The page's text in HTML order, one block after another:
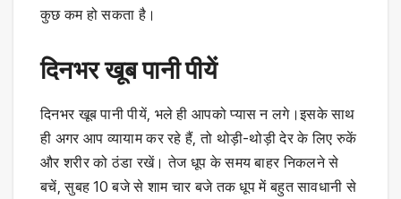
कुछ कम हो सकता है।
दिनभर खूब पानी पीयें
दिनभर खूब पानी पीयें, भले ही आपको प्यास न लगे।इसके साथ
ही अगर आप व्यायाम कर रहे हैं, तो थोड़ी-थोड़ी देर के लिए रुकें
और शरीर को ठंडा रखें। तेज धूप के समय बाहर निकलने से
बचें, सुबह 10 बजे से शाम चार बजे तक धूप में बहुत सावधानी से